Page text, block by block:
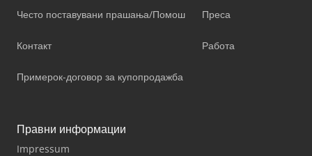
Често поставувани прашања/Помош
Контакт
Примерок-договор за купопродажба
Преса
Работа
Правни информации
Impressum